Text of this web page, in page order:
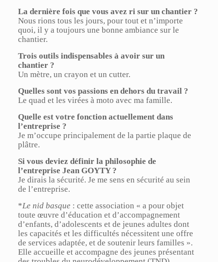
La dernière fois que vous avez ri sur un chantier ?
Nous rions tous les jours, pour tout et n’importe
quoi, il y a toujours une bonne ambiance sur le
chantier.
Trois outils indispensables à avoir sur un
chantier ?
Un mètre, un crayon et un cutter.
Quelles sont vos passions en dehors du travail ?
Le quad et les virées à moto avec ma famille.
Quelle est votre fonction actuellement dans
l’entreprise ?
Je m’occupe principalement de la partie plaque de
plâtre.
Si vous deviez définir la philosophie de
l’entreprise Jean GOYTY ?
Je dirais la sécurité. Je me sens en sécurité au sein
de l’entreprise.
*Le nid basque : cette association « a pour objet
toute œuvre d’éducation et d’accompagnement
d’enfants, d’adolescents et de jeunes adultes dont
les capacités et les difficultés nécessitent une offre
de services adaptée, et de soutenir leurs familles ».
Elle accueille et accompagne des jeunes présentant